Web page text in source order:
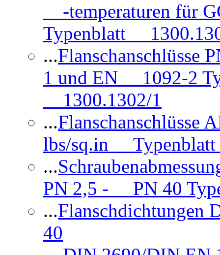
-temperaturen für
Typenblatt
...
1 und EN 1092-2
1300.1302/1
...
lbs/sq.in Typenblatt
...
PN 2,5 - PN 40
...
40